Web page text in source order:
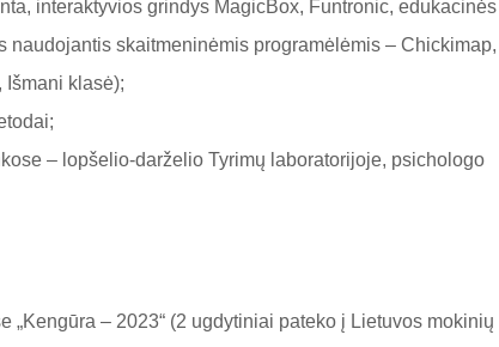
interaktyvios grindys MagicBox, Funtronic, edukacinės
naudojantis skaitmeninėmis programėlėmis – Chickimap,
Išmani klasė);
– lopšelio-darželio Tyrimų laboratorijoje, psichologo
„Kengūra – 2023“ (2 ugdytiniai pateko į Lietuvos mokinių